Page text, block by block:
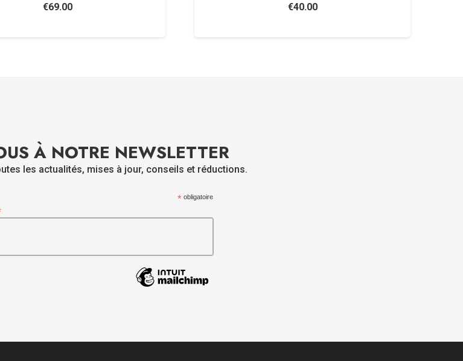
€69.00 €40.00
À NOTRE NEWSLETTER
les actualités, mises à jour, conseils et réductions.
*obligatoire